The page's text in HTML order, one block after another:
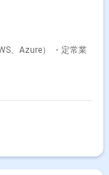
、Azure） ・定常業